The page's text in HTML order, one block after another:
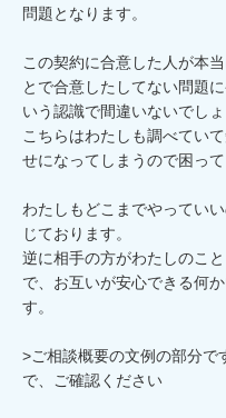
問題となります。
この契約に合意した人が本
とで合意したしてない問題
いう認識で間違いないでしょ
こちらはわたしも調べてい
せになってしまうので困って
わたしもどこまでやってい
じております。
逆に相手の方がわたしのこ
で、お互いが安心できる何
す。
>ご相談概要の文例の部分で
で、ご確認ください